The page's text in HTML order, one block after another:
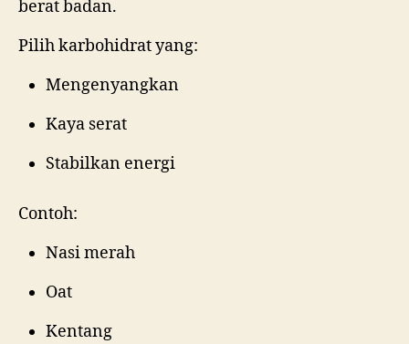
berat badan.
Pilih karbohidrat yang:
Mengenyangkan
Kaya serat
Stabilkan energi
Contoh:
Nasi merah
Oat
Kentang